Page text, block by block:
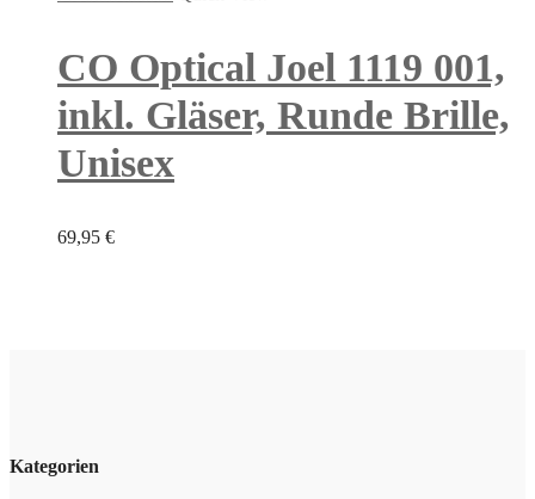
CO Optical Joel 1119 001,
inkl. Gläser, Runde Brille,
Unisex
69,95 €
Kategorien